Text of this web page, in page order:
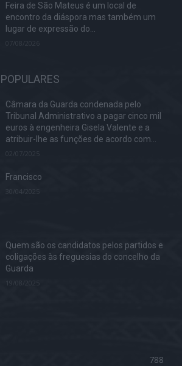
Feira de São Mateus é um local de
encontro da diáspora mas também um
lugar de expressão do...
07/08/2026
Câmara da Guarda condenada pelo
Tribunal Administrativo a pagar cinco mil
euros à engenheira Gisela Valente e a
atribuir-lhe as funções de acordo com...
02/07/2025
Francisco
30/04/2025
Quem são os candidatos pelos partidos e
coligações às freguesias do concelho da
Guarda
788